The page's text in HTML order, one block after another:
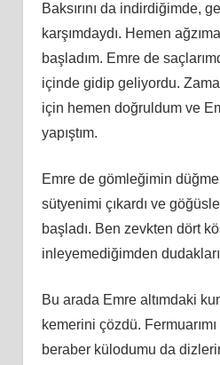
Baksırını da indirdiğimde,
karşımdaydı. Hemen
başladım. Emre de
içinde gidip geliyordu.
için hemen doğruldum ve
yapıştım.
Emre de gömleğimin
sütyenimi çıkardı ve
başladı. Ben zevkten dört
inleyemediğimden
Bu arada Emre altımdaki
kemerini çözdü.
beraber külodumu da